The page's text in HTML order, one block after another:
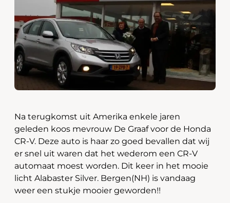
Contact
Na terugkomst uit Amerika enkele jaren
geleden koos mevrouw De Graaf voor de Honda
CR-V. Deze auto is haar zo goed bevallen dat wij
er snel uit waren dat het wederom een CR-V
automaat moest worden. Dit keer in het mooie
licht Alabaster Silver. Bergen(NH) is vandaag
weer een stukje mooier geworden!!